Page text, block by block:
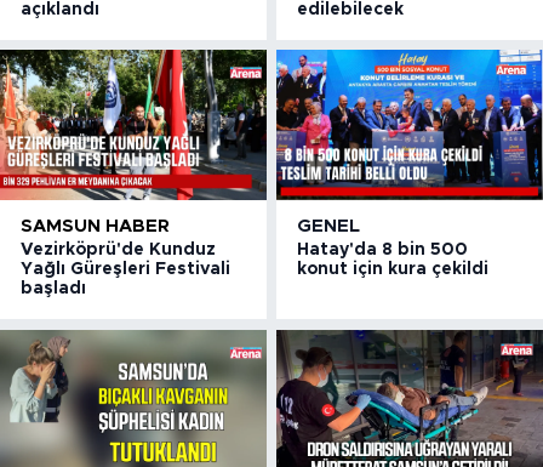
açıklandı
edilebilecek
SAMSUN HABER
Vezirköprü'de Kunduz
Yağlı Güreşleri Festivali
başladı
GENEL
Hatay'da 8 bin 500
konut için kura çekildi